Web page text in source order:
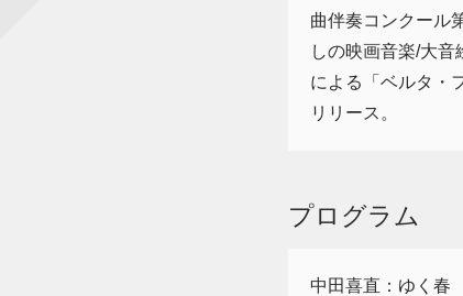
曲伴奏コンクール
しの映画音楽/大
による「ベルタ・
リリース。
プログラム
中田喜直：ゆく春